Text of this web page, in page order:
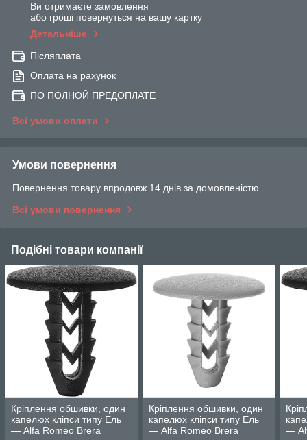
Ви отримаєте замовлення
або гроші повернуться на вашу картку
Детальніше
Післяплата
Оплата на рахунок
ПО ПОЛНОЙ ПРЕДОПЛАТЕ
Всі умови оплати
Умови повернення
Повернення товару впродовж 14 днів за домовленістю
Всі умови повернення
Подібні товари компанії
Кріплення обшивки, один
капелюх кліпси типу Ель
— Alfa Romeo Brera
Кріплення обшивки, один
капелюх кліпси типу Ель
— Alfa Romeo Brera
—